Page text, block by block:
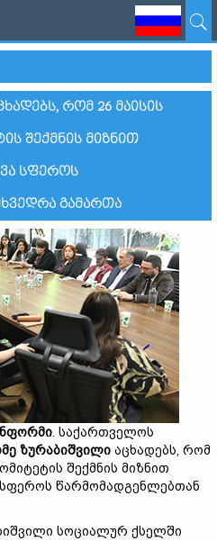
ᲠᲝᲛ 26 ᲛᲐᲘᲡᲘᲡ
ᲨᲔᲥᲛᲜᲘᲡ ᲛᲘᲖᲜᲘᲗ
ᲡᲤᲔᲠᲝᲡ
ᲒᲐᲛᲐᲠᲗᲐ
. საქართველოს
ზურაბიშვილი აცხადებს, რომ
შექმნის მიზნით
სფეროს წარმომადგენლებთან
სოციალურ ქსელში